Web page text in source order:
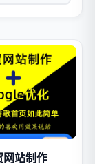
网站制作